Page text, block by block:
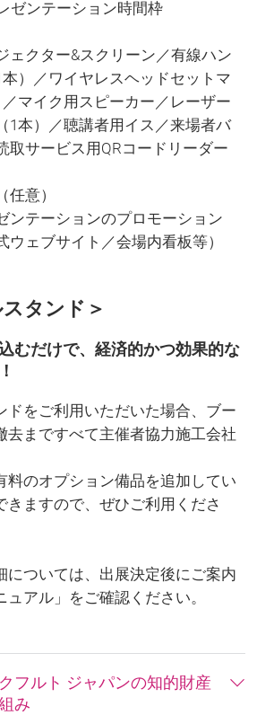
ゼンテーション時間枠
ェクター&スクリーン／有線ハン
本）／ワイヤレスヘッドセットマ
マイク用スピーカー／レーザー
1本）／聴講者用イス／来場者バ
取サービス用QRコードリーダー
任意）
ンテーションのプロモーション
ウェブサイト／会場内看板等）
タンド＞
むだけで、経済的かつ効果的な
ドをご利用いただいた場合、ブー
去まですべて主催者協力施工会社
料のオプション備品を追加してい
きますので、ぜひご利用くださ
については、出展決定後にご案内
アル」をご確認ください。
フルト ジャパンの知的財産
み